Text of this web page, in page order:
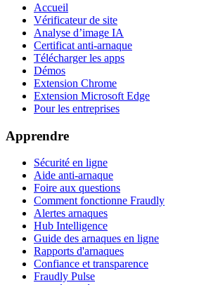
Accueil
Vérificateur de site
Analyse d’image IA
Certificat anti-arnaque
Télécharger les apps
Démos
Extension Chrome
Extension Microsoft Edge
Pour les entreprises
Apprendre
Sécurité en ligne
Aide anti-arnaque
Foire aux questions
Comment fonctionne Fraudly
Alertes arnaques
Hub Intelligence
Guide des arnaques en ligne
Rapports d'arnaques
Confiance et transparence
Fraudly Pulse